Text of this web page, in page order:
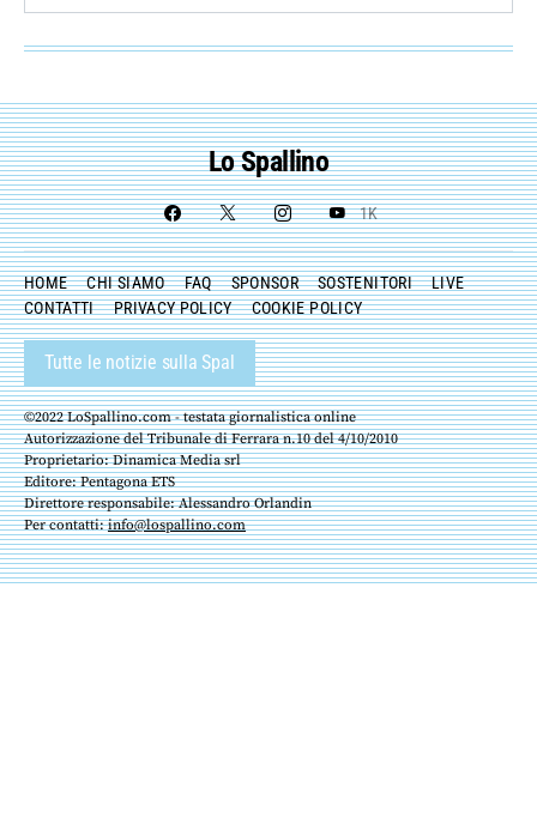
Lo Spallino
1K
HOME CHI SIAMO FAQ SPONSOR SOSTENITORI
LIVE
CONTATTI
PRIVACY POLICY COOKIE POLICY
Tutte le notizie sulla Spal
©2022 LoSpallino.com - testata giornalistica online
Autorizzazione del Tribunale di Ferrara n.10 del 4/10/2010
Proprietario: Dinamica Media srl
Editore: Pentagona ETS
Direttore responsabile: Alessandro Orlandin
Per contatti:info@lospallino.com